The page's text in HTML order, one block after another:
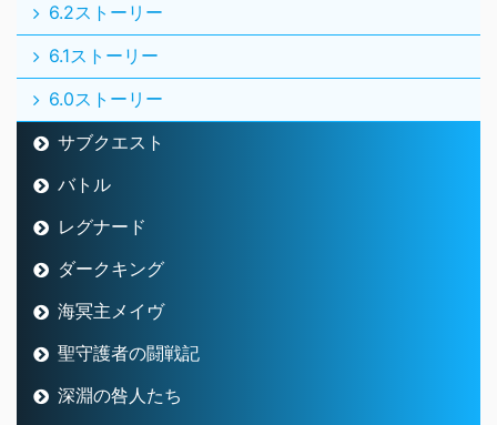
6.2ストーリー
6.1ストーリー
6.0ストーリー
サブクエスト
バトル
レグナード
ダークキング
海冥主メイヴ
聖守護者の闘戦記
深淵の咎人たち